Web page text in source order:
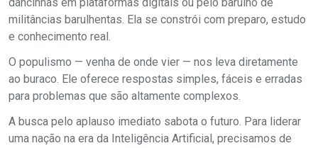
militâncias barulhentas. Ela se constrói com preparo, estudo
e conhecimento real.
O populismo — venha de onde vier — nos leva diretamente
ao buraco. Ele oferece respostas simples, fáceis e erradas
para problemas que são altamente complexos.
A busca pelo aplauso imediato sabota o futuro. Para liderar
uma nação na era da Inteligência Artificial, precisamos de